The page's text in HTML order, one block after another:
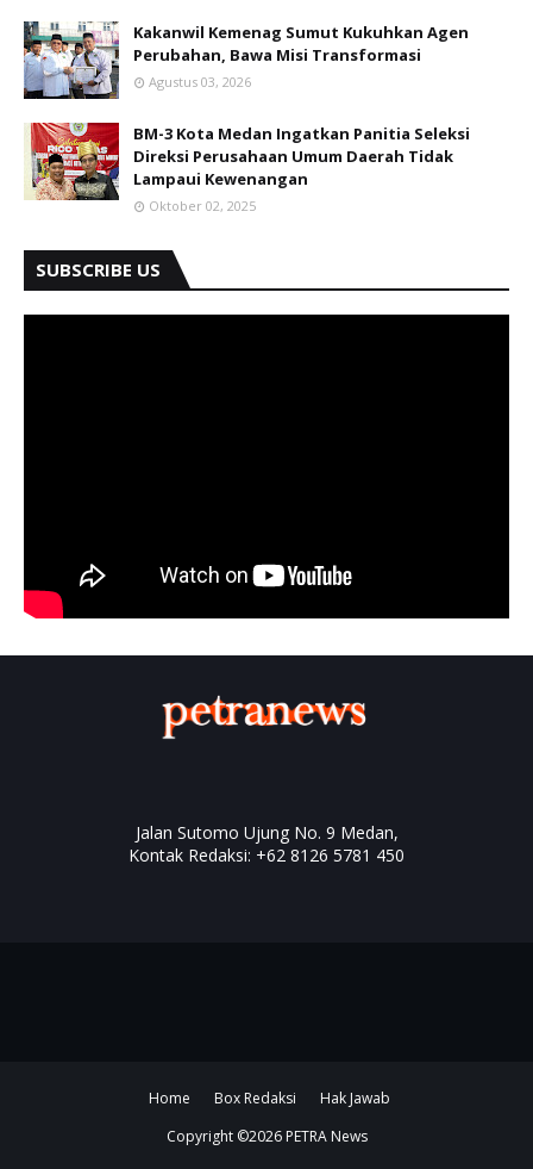
Kakanwil Kemenag Sumut Kukuhkan Agen
Perubahan, Bawa Misi Transformasi
Agustus 03, 2026
BM-3 Kota Medan Ingatkan Panitia Seleksi
Direksi Perusahaan Umum Daerah Tidak
Lampaui Kewenangan
Oktober 02, 2025
SUBSCRIBE US
Jalan Sutomo Ujung No. 9 Medan,
Kontak Redaksi: +62 8126 5781 450
Home Box Redaksi
Hak Jawab
Copyright ©2026 PETRA News